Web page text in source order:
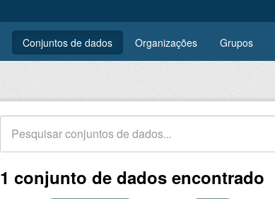
Conjuntos de dados Organizações Grupos
1 conjunto de dados encontrado